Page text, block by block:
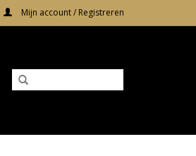
Mijn account / Registreren